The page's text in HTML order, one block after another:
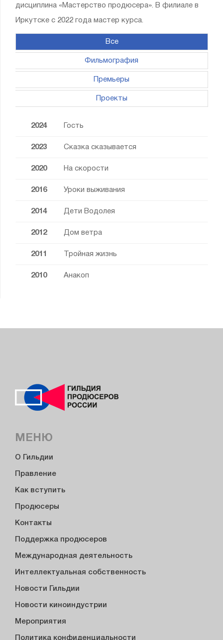
дисциплина «Мастерство продюсера». В филиале в
Иркутске с 2022 года мастер курса.
Все
Фильмография
Премьеры
Проекты
2024 Гость
2023 Сказка сказывается
2020 На скорости
2016 Уроки выживания
2014 Дети Водолея
2012 Дом ветра
2011 Тройная жизнь
2010 Анакоп
МЕНЮ
О Гильдии
Правление
Как вступить
Продюсеры
Контакты
Поддержка продюсеров
Международная деятельность
Интеллектуальная собственность
Новости Гильдии
Новости киноиндустрии
Мероприятия
Политика конфиденциальности